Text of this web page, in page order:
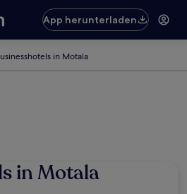
App herunterladen
in Motala
in Motala